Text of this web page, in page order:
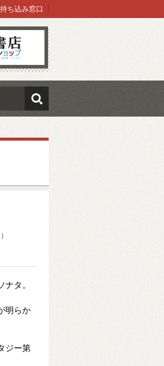
持ち込み窓口
検索
タ。
明らか
ジー第